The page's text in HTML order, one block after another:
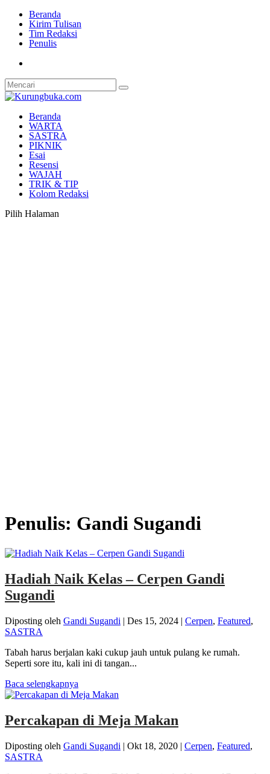
Beranda
Kirim Tulisan
Tim Redaksi
Penulis
Beranda
WARTA
SASTRA
PIKNIK
Esai
Resensi
WAJAH
TRIK & TIP
Kolom Redaksi
Pilih Halaman
Penulis: Gandi Sugandi
Hadiah Naik Kelas – Cerpen Gandi
Sugandi
Diposting oleh Gandi Sugandi | Des 15, 2024 | Cerpen, Featured,
SASTRA
Tabah harus berjalan kaki cukup jauh untuk pulang ke rumah.
Seperti sore itu, kali ini di tangan...
Baca selengkapnya
Percakapan di Meja Makan
Diposting oleh Gandi Sugandi | Okt 18, 2020 | Cerpen, Featured,
SASTRA